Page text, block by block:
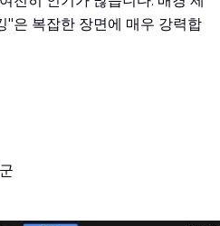
"은 복잡한 장면에 매우 강력합